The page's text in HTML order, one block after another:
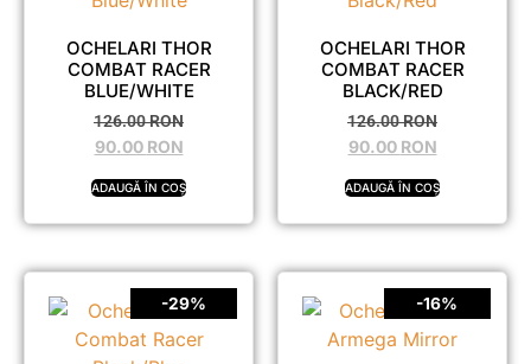
OCHELARI THOR
COMBAT RACER
BLUE/WHITE
126.00RON
90.00 RON
ADAUGĂ ÎN COȘ
OCHELARI THOR
COMBAT RACER
BLACK/RED
126.00RON
90.00 RON
ADAUGĂ ÎN COȘ
-29% -16%